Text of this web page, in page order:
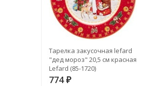
Тарелка закусочная lefard
"дед мороз" 20,5 см красная
Lefard (85-1720)
774 ₽